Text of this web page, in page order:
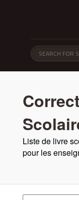
Liste de livre
pour les